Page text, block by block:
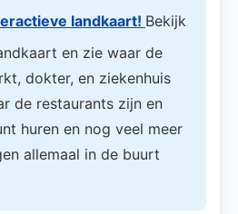
landkaart! Bekijk
en zie waar de
dokter, en ziekenhuis
de restaurants zijn en
huren en nog veel meer
allemaal in de buurt